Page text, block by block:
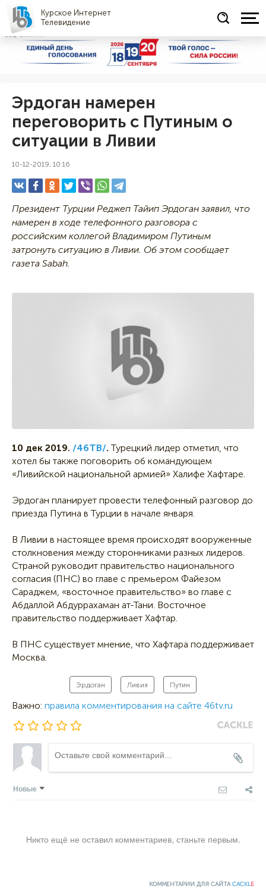
Курское Интернет
Телевидение
СОЦРЕКЛАМА
Эрдоган намерен
переговорить с Путиным о
ситуации в Ливии
10-12-2019, 10:16
Президент Турции Реджеп Тайип Эрдоган заявил, что
намерен в ходе телефонного разговора с
российским коллегой Владимиром Путиным
затронуть ситуацию в Ливии. Об этом сообщает
газета Sabah.
10 дек 2019. /46ТВ/.Турецкий лидер отметил, что
хотел бы также поговорить об командующем
«Ливийской национальной армией» Халифе Хафтаре.
Эрдоган планирует провести телефонный разговор до
приезда Путина в Турции в начале января.
В Ливии в настоящее время происходят вооруженные
столкновения между сторонниками разных лидеров.
Страной руководит правительство национального
согласия (ПНС) во главе с премьером Файезом
Сараджем, «восточное правительство» во главе с
Абдаллой Абдуррахаман ат-Тани. Восточное
правительство поддерживает Хафтар.
В ПНС существует мнение, что Хафтара поддерживает
Москва.
Эрдоган Ливия Путин
Важно: правила комментирования на сайте 46tv.ru
Новые
Никто ещё не оставил комментариев, станьте первым.
КОММЕНТАРИИ ДЛЯ САЙТАCACKLE